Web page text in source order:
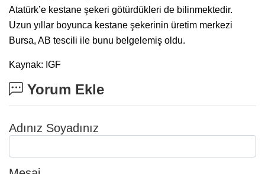
Atatürk’e kestane şekeri götürdükleri de bilinmektedir.
Uzun yıllar boyunca kestane şekerinin üretim merkezi
Bursa, AB tescili ile bunu belgelemiş oldu.
Kaynak: IGF
Yorum Ekle
Adınız Soyadınız